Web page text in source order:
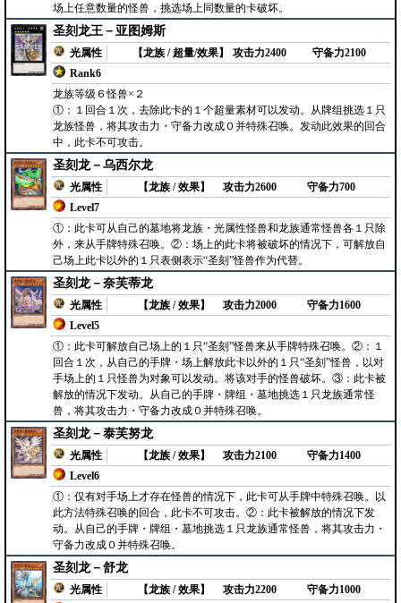
场上任意数量的怪兽，挑选场上同数量的卡破坏。
圣刻龙王－亚图姆斯
光属性
【龙族 / 超量/效果】
Rank6
攻击力2400 守备力2100
龙族等级６怪兽×２
①：１回合１次，去除此卡的１个超量素材可以发动。从牌组挑选１只
龙族怪兽，将其攻击力・守备力改成０并特殊召唤。发动此效果的回合
中，此卡不可攻击。
圣刻龙－乌西尔龙
光属性
【龙族 / 效果】
Level7
攻击力2600 守备力700
①：此卡可从自己的墓地将龙族・光属性怪兽和龙族通常怪兽各１只除
外，来从手牌特殊召唤。②：场上的此卡将被破坏的情况下，可解放自
己场上此卡以外的１只表侧表示“圣刻”怪兽作为代替。
圣刻龙－奈芙蒂龙
光属性
【龙族 / 效果】
Level5
攻击力2000 守备力1600
①：此卡可解放自己场上的１只“圣刻”怪兽来从手牌特殊召唤。②：１
回合１次，从自己的手牌・场上解放此卡以外的１只“圣刻”怪兽，以对
手场上的１只怪兽为对象可以发动。将该对手的怪兽破坏。③：此卡被
解放的情况下发动。从自己的手牌・牌组・墓地挑选１只龙族通常怪
兽，将其攻击力・守备力改成０并特殊召唤。
圣刻龙－泰芙努龙
光属性
【龙族 / 效果】
Level6
攻击力2100 守备力1400
①：仅有对手场上才存在怪兽的情况下，此卡可从手牌中特殊召唤。以
此方法特殊召唤的回合，此卡不可攻击。②：此卡被解放的情况下发
动。从自己的手牌・牌组・墓地挑选１只龙族通常怪兽，将其攻击力・
守备力改成０并特殊召唤。
圣刻龙－舒龙
光属性
【龙族 / 效果】
攻击力2200 守备力1000